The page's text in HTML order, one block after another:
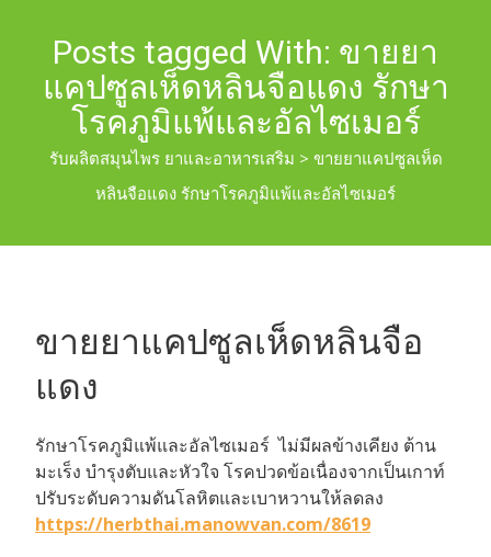
Posts tagged With: ขายยา
แคปซูลเห็ดหลินจือแดง รักษา
โรคภูมิแพ้และอัลไซเมอร์
รับผลิตสมุนไพร ยาและอาหารเสริม > ขายยาแคปซูลเห็ด
หลินจือแดง รักษาโรคภูมิแพ้และอัลไซเมอร์
ขายยาแคปซูลเห็ดหลินจือ
แดง
รักษาโรคภูมิแพ้และอัลไซเมอร์ ไม่มีผลข้างเคียง ต้าน
มะเร็ง บำรุงตับและหัวใจ โรคปวดข้อเนื่องจากเป็นเกาท์
ปรับระดับความดันโลหิตและเบาหวานให้ลดลง
https://herbthai.manowvan.com/8619